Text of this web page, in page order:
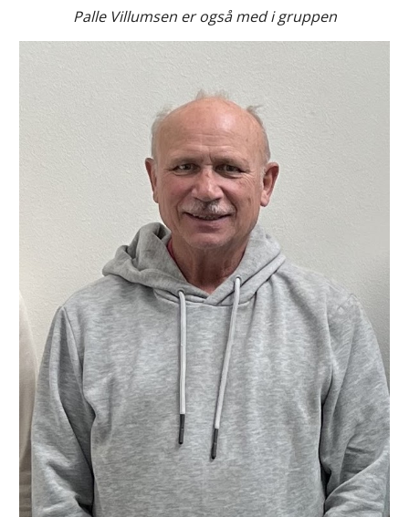
Palle Villumsen er også med i gruppen